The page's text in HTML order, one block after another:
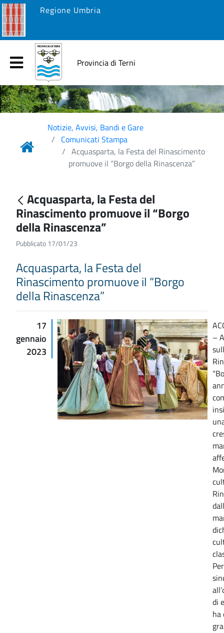
Regione Umbria
Provincia di Terni
Notizie, Avvisi, Bandi e Gare
Comunicati Stampa
Acquasparta, la Festa del Rinascimento
promuove il “Borgo della Rinascenza”
Acquasparta, la Festa del
Rinascimento promuove il “Borgo
della Rinascenza”
Pubblicato 17/01/23
Acquasparta, la Festa del
Rinascimento promuove il “Borgo
della Rinascenza”
17
gennaio
2023
–
di
ha